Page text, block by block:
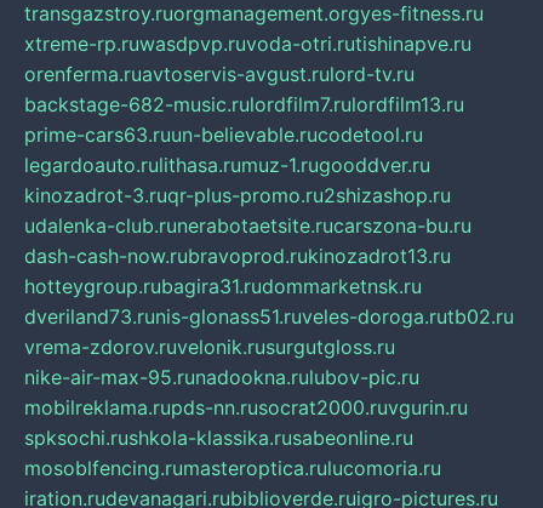
transgazstroy.ruorgmanagement.orgyes-fitness.ru
xtreme-rp.ruwasdpvp.ruvoda-otri.rutishinapve.ru
orenferma.ruavtoservis-avgust.rulord-tv.ru
backstage-682-music.rulordfilm7.rulordfilm13.ru
prime-cars63.ruun-believable.rucodetool.ru
legardoauto.rulithasa.rumuz-1.rugooddver.ru
kinozadrot-3.ruqr-plus-promo.ru2shizashop.ru
udalenka-club.runerabotaetsite.rucarszona-bu.ru
dash-cash-now.rubravoprod.rukinozadrot13.ru
hotteygroup.rubagira31.rudommarketnsk.ru
dveriland73.runis-glonass51.ruveles-doroga.rutb02.ru
vrema-zdorov.ruvelonik.rusurgutgloss.ru
nike-air-max-95.runadookna.rulubov-pic.ru
mobilreklama.rupds-nn.rusocrat2000.ruvgurin.ru
spksochi.rushkola-klassika.rusabeonline.ru
mosoblfencing.rumasteroptica.rulucomoria.ru
iration.rudevanagari.rubiblioverde.ruigro-pictures.ru